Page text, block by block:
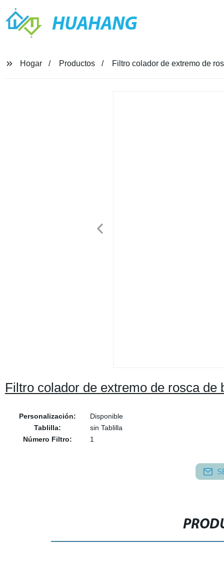
HUAHANG
Hogar Productos Filtro colador de extremo de
Filtro colador de extremo de rosca de
Personalización:
Disponible
Tablilla:
sin Tablilla
Número Filtro:
1